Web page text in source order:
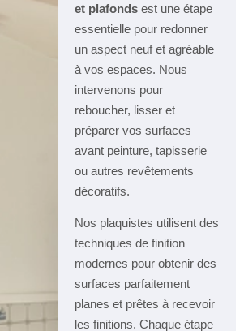
et plafondsest une étape
essentielle pour redonner
un aspect neuf et agréable
à vos espaces. Nous
intervenons pour
reboucher, lisser et
préparer vos surfaces
avant peinture, tapisserie
ou autres revêtements
décoratifs.
Nos plaquistes utilisent des
techniques de finition
modernes pour obtenir des
surfaces parfaitement
planes et prêtes à recevoir
les finitions. Chaque étape